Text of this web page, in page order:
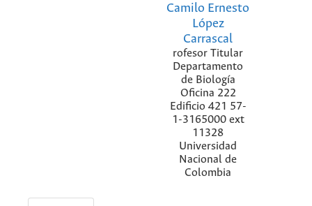
Camilo Ernesto
López
Carrascal
rofesor Titular
Departamento
de Biología
Oficina 222
Edificio 421 57-
1-3165000 ext
11328
Universidad
Nacional de
Colombia